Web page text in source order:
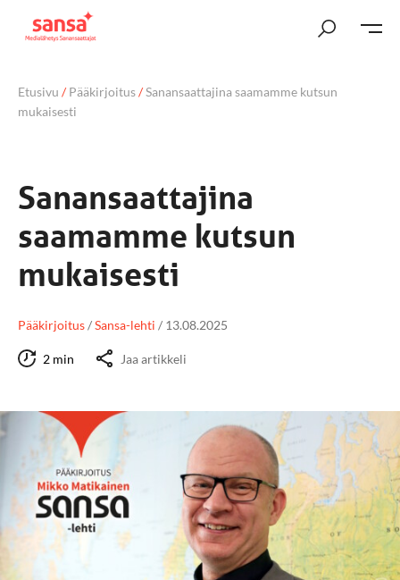
Etusivu /Pääkirjoitus/Sanansaattajina saamamme kutsun
mukaisesti
Sanansaattajina
saamamme kutsun
mukaisesti
Pääkirjoitus/Sansa-lehti / 13.08.2025
2 min Jaa artikkeli